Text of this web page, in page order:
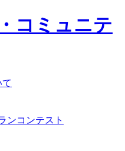
ンコンテスト